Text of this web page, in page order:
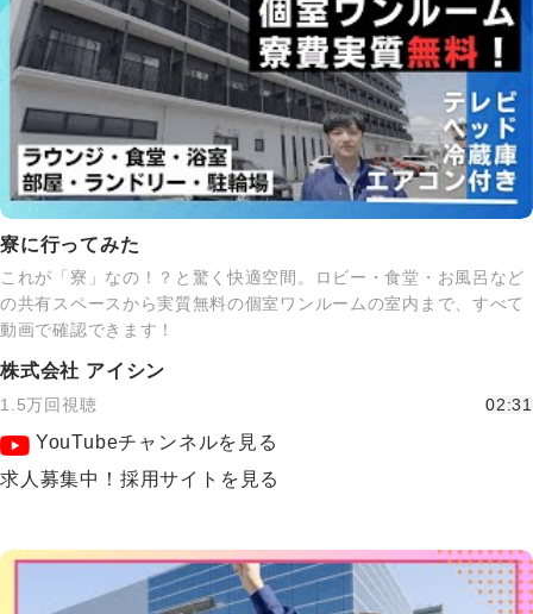
寮に行ってみた
これが「寮」なの！？と驚く快適空間。ロビー・食堂・お風呂など
の共有スペースから実質無料の個室ワンルームの室内まで、すべて
動画で確認できます！
株式会社 アイシン
1.5万回視聴 02:31
YouTubeチャンネルを見る
求人募集中！採用サイトを見る